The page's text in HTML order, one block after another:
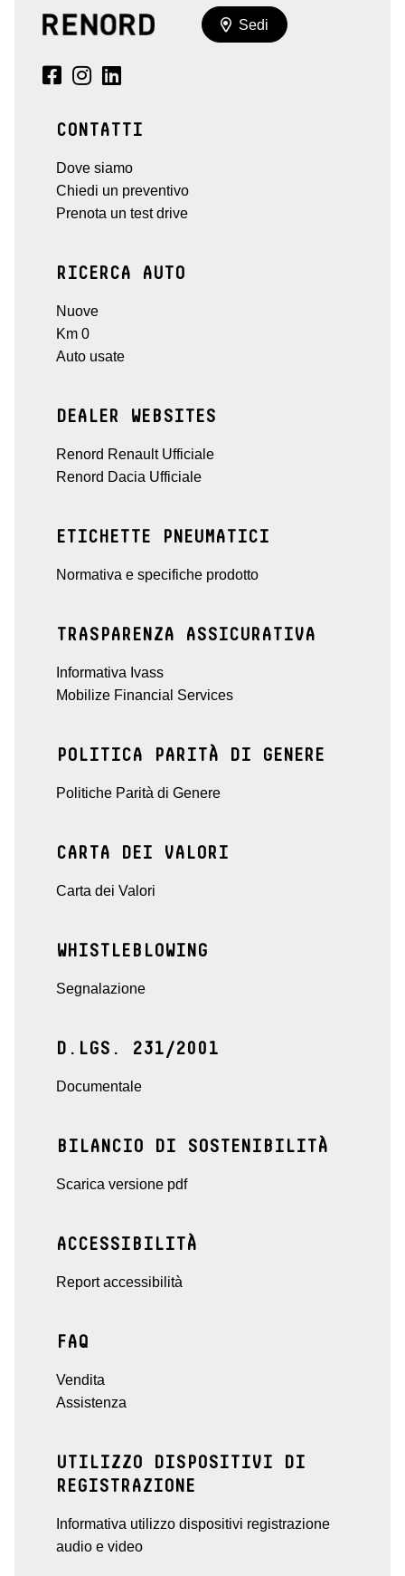
Sedi
CONTATTI
Dove siamo
Chiedi un preventivo
Prenota un test drive
RICERCA AUTO
Nuove
Km 0
Auto usate
DEALER WEBSITES
Renord Renault Ufficiale
Renord Dacia Ufficiale
ETICHETTE PNEUMATICI
Normativa e specifiche prodotto
TRASPARENZA ASSICURATIVA
Informativa Ivass
Mobilize Financial Services
POLITICA PARITÀ DI GENERE
Politiche Parità di Genere
CARTA DEI VALORI
Carta dei Valori
WHISTLEBLOWING
Segnalazione
D.LGS. 231/2001
Documentale
BILANCIO DI SOSTENIBILITÀ
Scarica versione pdf
ACCESSIBILITÀ
Report accessibilità
FAQ
Vendita
Assistenza
UTILIZZO DISPOSITIVI DI
REGISTRAZIONE
Informativa utilizzo dispositivi registrazione
audio e video